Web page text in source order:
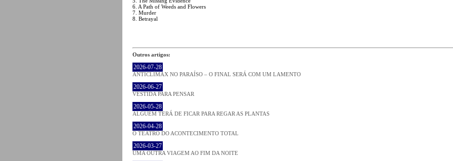
6. A Path of Weeds and Flowers
7. Murder
8. Betrayal
Outros artigos:
2026-07-28
ANTICLÍMAX NO PARAÍSO – O FINAL SERÁ COM UM LAMENTO
2026-06-27
VESTIDA PARA PENSAR
2026-05-28
ALGUÉM TERÁ DE FICAR PARA REGAR AS PLANTAS
2026-04-28
O TEATRO DO ACONTECIMENTO TOTAL
2026-03-27
UMA OUTRA VIAGEM AO FIM DA NOITE